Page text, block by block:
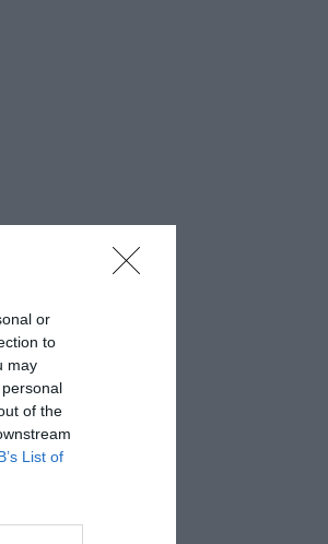
or
to
may
of the
List of